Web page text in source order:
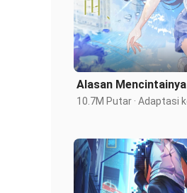
Alasan Mencintainya